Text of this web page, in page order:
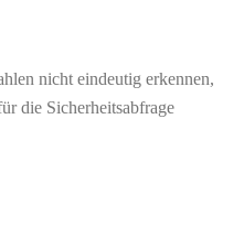
nicht eindeutig erkennen,
die Sicherheitsabfrage